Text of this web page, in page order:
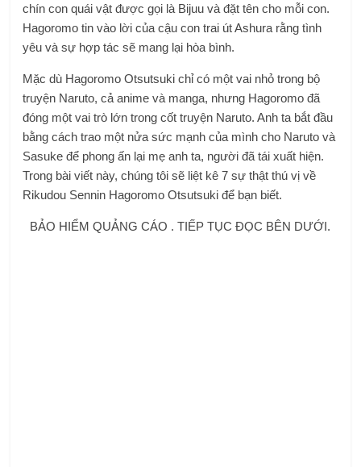
chín con quái vật được gọi là Bijuu và đặt tên cho mỗi con.
Hagoromo tin vào lời của cậu con trai út Ashura rằng tình
yêu và sự hợp tác sẽ mang lại hòa bình.
Mặc dù Hagoromo Otsutsuki chỉ có một vai nhỏ trong bộ
truyện Naruto, cả anime và manga, nhưng Hagoromo đã
đóng một vai trò lớn trong cốt truyện Naruto. Anh ta bắt đầu
bằng cách trao một nửa sức mạnh của mình cho Naruto và
Sasuke để phong ấn lại mẹ anh ta, người đã tái xuất hiện.
Trong bài viết này, chúng tôi sẽ liệt kê 7 sự thật thú vị về
Rikudou Sennin Hagoromo Otsutsuki để bạn biết.
BẢO HIỂM QUẢNG CÁO . TIẾP TỤC ĐỌC BÊN DƯỚI.